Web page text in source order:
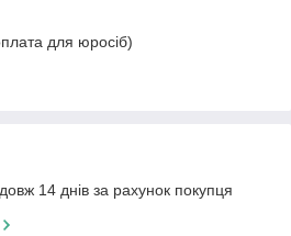
для юросіб)
14 днів за рахунок покупця